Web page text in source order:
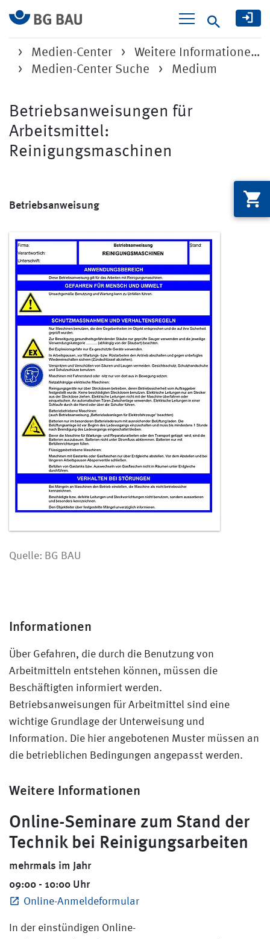
Suche
Medien-Center
Weitere Informatione…
Medien-Center Suche
Medium
Betriebsanweisungen für
Arbeitsmittel:
Reinigungsmaschinen
Betriebsanweisung
Quelle: BG BAU
Informationen
Über Gefahren, die durch die Benutzung von
Arbeitmitteln entstehen können, müssen die
Beschäftigten informiert werden.
Betriebsanweisungen für Arbeitmittel sind eine
wichtige Grundlage der Unterweisung und
Information. Die hier angebotenen Muster müssen an
die betrieblichen Bedingungen angepasst werden.
Weitere Informationen
Online-Seminare zum Stand der
Technik bei Reinigungsarbeiten
mehrmals im Jahr
09:00 - 10:00 Uhr
Online-Anmeldeformular
In der einstündigen Online-